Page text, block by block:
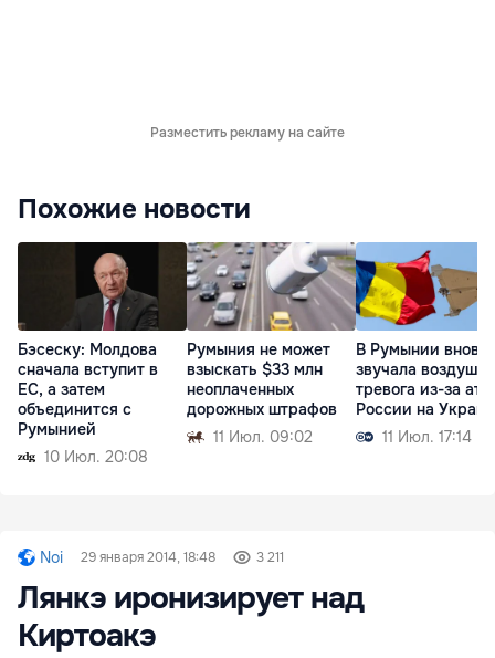
Разместить рекламу на сайте
Похожие новости
Бэсеску: Молдова
сначала вступит в
ЕС, а затем
объединится с
Румынией
10 Июл. 20:08
Румыния не может
взыскать $33 млн
неоплаченных
дорожных штрафов
11 Июл. 09:02
В Румынии вновь
звучала
тревога из-за
России на
11 Июл. 17:14
Noi 29 января 2014, 18:48 3 211
Лянкэ иронизирует над
Киртоакэ